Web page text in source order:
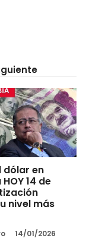
dólar en
14 de
nivel más
14/01/2026